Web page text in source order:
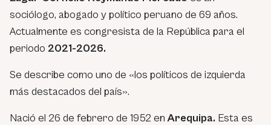
sociólogo, abogado y político peruano de 69 años.
Actualmente es congresista de la República para el
periodo 2021-2026.
Se describe como uno de «los políticos de izquierda
más destacados del país».
Nació el 26 de febrero de 1952 enArequipa. Esta es